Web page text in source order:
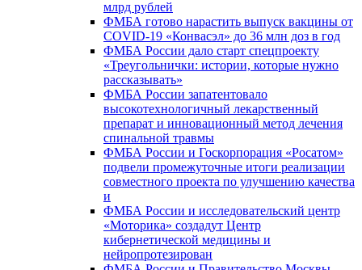
млрд рублей
ФМБА готово нарастить выпуск вакцины от
COVID-19 «Конвасэл» до 36 млн доз в год
ФМБА России дало старт спецпроекту
«Треугольнички: истории, которые нужно
рассказывать»
ФМБА России запатентовало
высокотехнологичный лекарственный
препарат и инновационный метод лечения
спинальной травмы
ФМБА России и Госкорпорация «Росатом»
подвели промежуточные итоги реализации
совместного проекта по улучшению качества
и
ФМБА России и исследовательский центр
«Моторика» создадут Центр
кибернетической медицины и
нейропротезирован